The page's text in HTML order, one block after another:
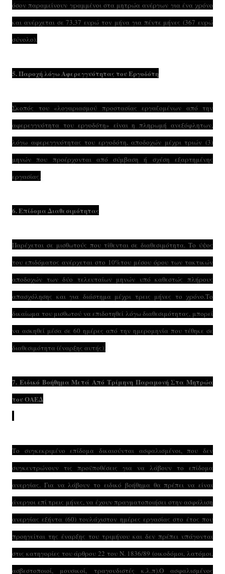
όσον παραμείνουν γραμμένοι στα μητρώα ανέργων για ένα χρόνο
και ανέρχεται σε 73,37 ευρώ τον μήνα για πέντε μήνες (367 ευρώ
σύνολο).
5. Παροχή λόγω Αφερεγγυότητας του Εργοδότη
Σκοπός του «λογαριασμού προστασίας εργαζομένων από την
αφερεγγυότητα του εργοδότη» είναι η πληρωμή ανεξόφλητων,
λόγω αφερεγγυότητας του εργοδότη, αποδοχών μέχρι τριών (3)
μηνών που προέρχονται από σύμβαση ή σχέση εξαρτημένης
εργασίας.
6. Επίδομα Διαθεσιμότητας
Παρέχεται σε μισθωτούς που τίθενται σε διαθεσιμότητα. Το ύψος
του επιδόματος ανέρχεται στο 10%του μέσου όρου των τακτικών
αποδοχών των δύο τελευταίων μηνών υπό καθεστώς πλήρους
απασχόλησης και για διάστημα μέχρι τρεις μήνες το χρόνο.Το
δικαίωμα του μισθωτού να επιδοτηθεί λόγω διαθεσιμότητας, μπορεί
να ασκηθεί μέσα σε 60 ημέρες από την ημερομηνία που τέθηκε σε
διαθεσιμότητα (έναρξης αυτής),
7. Ειδικό Βοήθημα Μετά Από Τρίμηνη Παραμονή Στα Μητρώα
του ΟΑΕΔ
Το συγκεκριμένο επίδομα δικαιούνται ασφαλισμένοι, που δεν
συγκεντρώνουν τις προϋποθέσεις για να λάβουν το επίδομα
ανεργίας. Για να λάβουν το ειδικό βοήθημα θα πρέπει να είναι
άνεργοι επί τρεις μήνες, να έχουν πραγματοποιήσει στην ασφάλιση
ανεργίας εξήντα (60) τουλάχιστον ημέρες εργασίας στο έτος που
προηγείται της έναρξης του τριμήνου και δεν πρέπει υπάγονται
στις κατηγορίες του άρθρου 22 του Ν. 1836/89 (οικοδόμοι, λατόμοι,
ασβεστοποιοί, μουσικοί, τραγουδιστές κ.λ.π).Ο ασφαλισμένος